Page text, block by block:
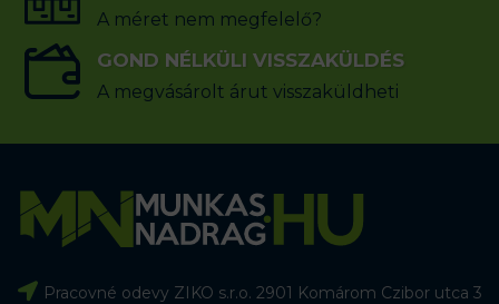
A méret nem megfelelő?
GOND NÉLKÜLI VISSZAKÜLDÉS
A megvásárolt árut visszaküldheti
Pracovné odevy ZIKO s.r.o. 2901 Komárom Czibor utca 3